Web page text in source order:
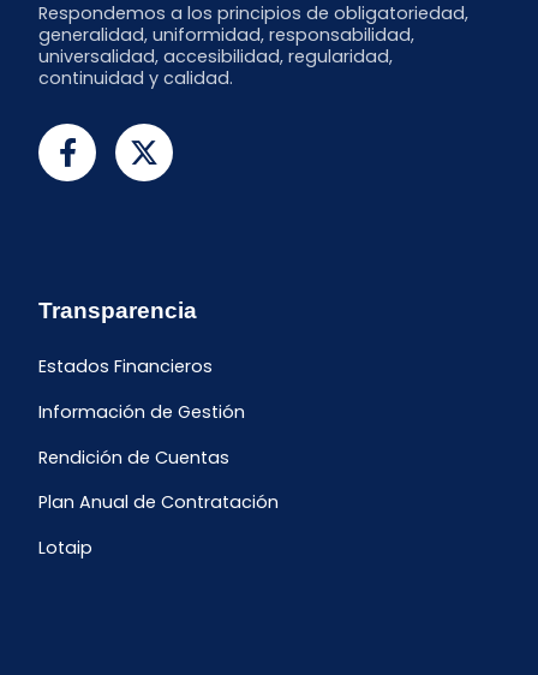
Respondemos a los principios de obligatoriedad,
generalidad, uniformidad, responsabilidad,
universalidad, accesibilidad, regularidad,
continuidad y calidad.
Transparencia
Estados Financieros
Información de Gestión
Rendición de Cuentas
Plan Anual de Contratación
Lotaip